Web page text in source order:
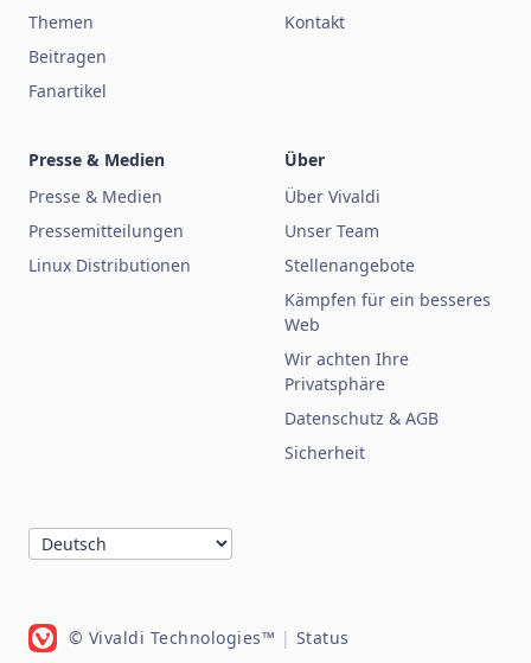
Themen
Beitragen
Fanartikel
Kontakt
Presse & Medien
Presse & Medien
Pressemitteilungen
Linux Distributionen
Über
Über Vivaldi
Unser Team
Stellenangebote
Kämpfen für ein besseres
Web
Wir achten Ihre
Privatsphäre
Datenschutz & AGB
Sicherheit
© Vivaldi Technologies™ | Status